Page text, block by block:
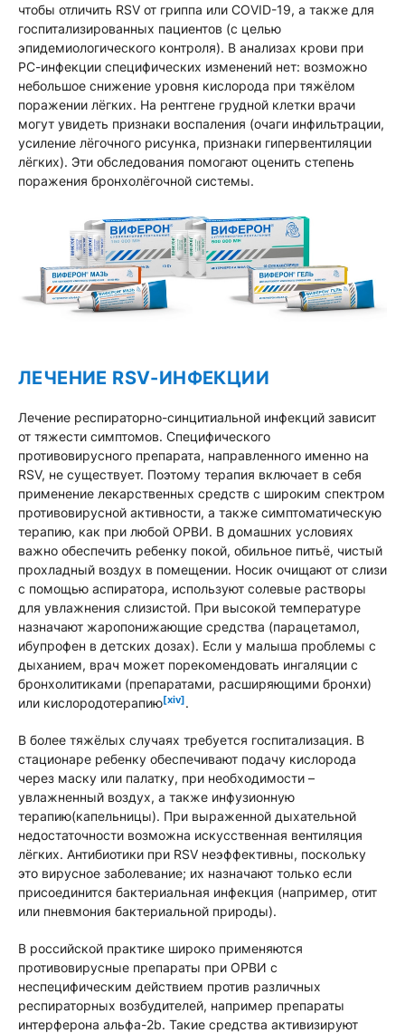
чтобы отличить RSV от гриппа или COVID-19, а также для
госпитализированных пациентов (с целью
эпидемиологического контроля). В анализах крови при
РС-инфекции специфических изменений нет: возможно
небольшое снижение уровня кислорода при тяжёлом
поражении лёгких. На рентгене грудной клетки врачи
могут увидеть признаки воспаления (очаги инфильтрации,
усиление лёгочного рисунка, признаки гипервентиляции
лёгких). Эти обследования помогают оценить степень
поражения бронхолёгочной системы.
ЛЕЧЕНИЕ RSV-ИНФЕКЦИИ
Лечение респираторно-синцитиальной инфекций зависит
от тяжести симптомов. Специфического
противовирусного препарата, направленного именно на
RSV, не существует. Поэтому терапия включает в себя
применение лекарственных средств с широким спектром
противовирусной активности, а также симптоматическую
терапию, как при любой ОРВИ. В домашних условиях
важно обеспечить ребенку покой, обильное питьё, чистый
прохладный воздух в помещении. Носик очищают от слизи
с помощью аспиратора, используют солевые растворы
для увлажнения слизистой. При высокой температуре
назначают жаропонижающие средства (парацетамол,
ибупрофен в детских дозах). Если у малыша проблемы с
дыханием, врач может порекомендовать ингаляции с
бронхолитиками (препаратами, расширяющими бронхи)
или кислородотерапию[xiv].
В более тяжёлых случаях требуется госпитализация. В
стационаре ребенку обеспечивают подачу кислорода
через маску или палатку, при необходимости –
увлажненный воздух, а также инфузионную
терапию(капельницы). При выраженной дыхательной
недостаточности возможна искусственная вентиляция
лёгких. Антибиотики при RSV неэффективны, поскольку
это вирусное заболевание; их назначают только если
присоединится бактериальная инфекция (например, отит
или пневмония бактериальной природы).
В российской практике широко применяются
противовирусные препараты при ОРВИ c
неспецифическим действием против различных
респираторных возбудителей, например препараты
интерферона альфа-2b. Такие средства активизируют